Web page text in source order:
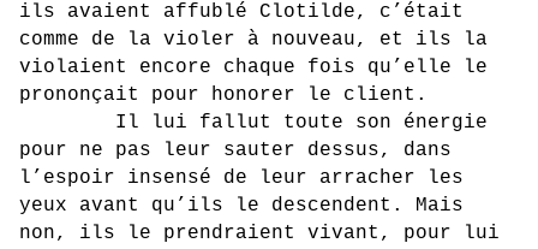
ils avaient affublé Clotilde, c’était
comme de la violer à nouveau, et ils la
violaient encore chaque fois qu’elle le
prononçait pour honorer le client.
Il lui fallut toute son énergie
pour ne pas leur sauter dessus, dans
l’espoir insensé de leur arracher les
yeux avant qu’ils le descendent. Mais
non, ils le prendraient vivant, pour lui